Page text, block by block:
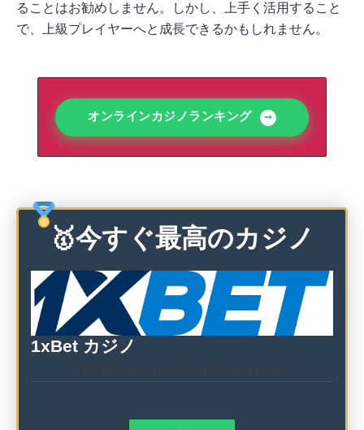
ることはお勧めしません。しかし、上手く活用すること
で、上級プレイヤーへと成長できるかもしれません。
オンラインカジノランキング
🥇今すぐ最高のカジノ
1xBet カジノ